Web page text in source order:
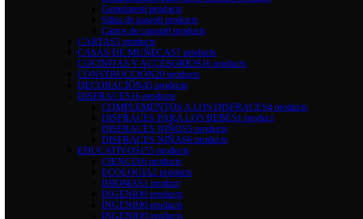
Gemelares0 products
Sillas de paseo0 products
Carros de capota0 products
CARTAS5 products
CASAS DE MUÑECAS7 products
COCINITAS Y ACCESORIOS16 products
CONSTRUCCIÓN20 products
DECORACIÓN45 products
DISFRACES16 products
COMPLEMENTOS A LOS DISFRACES4 products
DISFRACES PARA LOS BEBÉS1 product
DISFRACES NIÑOS5 products
DISFRACES NIÑAS6 products
EDUCATIVOS155 products
CIENCIA6 products
ECOLOGIA2 products
IDIOMAS1 product
INGENIO0 products
INGENIO0 products
INGENIO0 products